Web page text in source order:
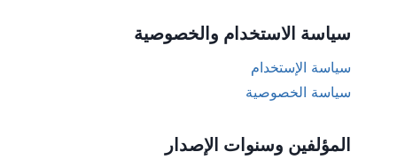
سياسة الاستخدام والخصوصية
سياسة الإستخدام
سياسة الخصوصية
المؤلفين وسنوات الإصدار